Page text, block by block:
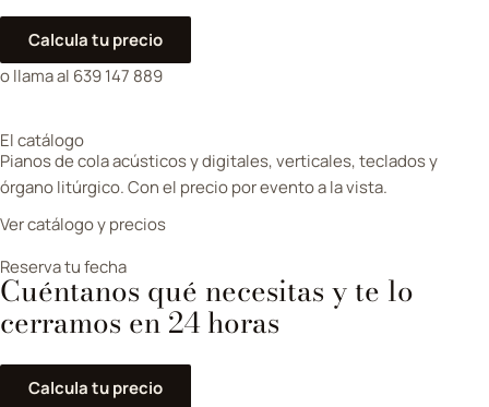
Calcula tu precio
o llama al 639 147 889
El catálogo
Pianos de cola acústicos y digitales, verticales, teclados y
órgano litúrgico. Con el precio por evento a la vista.
Ver catálogo y precios
Reserva tu fecha
Cuéntanos qué necesitas y te lo
cerramos en 24 horas
Calcula tu precio